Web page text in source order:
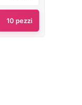
10 pezzi